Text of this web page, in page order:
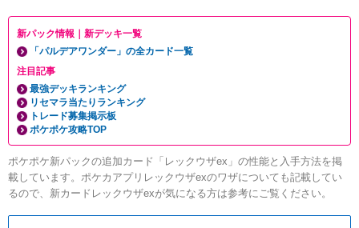
新パック情報｜新デッキ一覧
「パルデアワンダー」の全カード一覧
注目記事
最強デッキランキング
リセマラ当たりランキング
トレード募集掲示板
ポケポケ攻略TOP
ポケポケ新パックの追加カード「レックウザex」の性能と入手方法を掲
載しています。ポケカアプリレックウザexのワザについても記載してい
るので、新カードレックウザexが気になる方は参考にご覧ください。